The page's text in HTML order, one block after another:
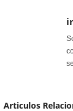
Articulos